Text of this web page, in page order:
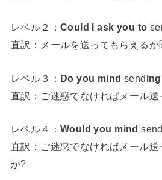
レベル２： Could I ask you to
直訳：メールを送ってもらえるか
レベル３： Do you mind sending
直訳：ご迷惑でなければメール
レベル４： Would you mindsend
直訳：ご迷惑でなければメール
か?